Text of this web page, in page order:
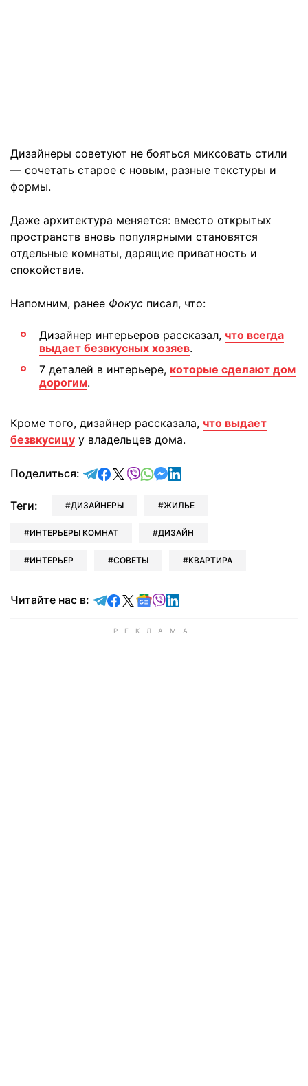
Дизайнеры советуют не бояться миксовать стили
— сочетать старое с новым, разные текстуры и
формы.
Даже архитектура меняется: вместо открытых
пространств вновь популярными становятся
отдельные комнаты, дарящие приватность и
спокойствие.
Напомним, ранее Фокус писал, что:
Дизайнер интерьеров рассказал, что всегда
выдает безвкусных хозяев.
7 деталей в интерьере, которые сделают дом
дорогим.
Кроме того, дизайнер рассказала, что выдает
безвкусицу у владельцев дома.
Поделиться: отправить в Telegram
поделиться в Facebook
поделиться в X
отправить в Viber
отправить в Whatsapp
отправить в Messenger
отправить в LinkedIn
Теги: ДИЗАЙНЕРЫ ЖИЛЬЕ
ИНТЕРЬЕРЫ КОМНАТ ДИЗАЙН
ИНТЕРЬЕР СОВЕТЫ КВАРТИРА
Читайте нас в: Читайте в Telegram
Читайте в Facebook
Читайте в X
Читайте в Google news
Читайте в Viber
Читайте в LinkedIn